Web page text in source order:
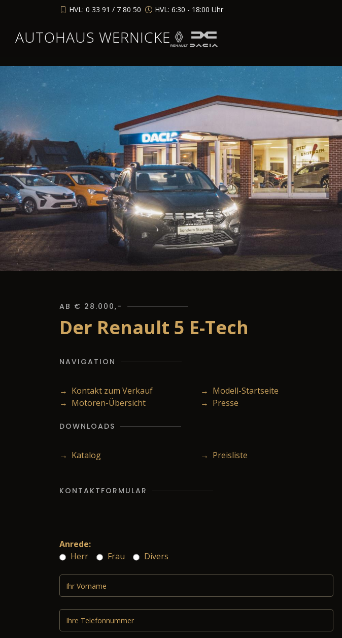
HVL: 0 33 91 / 7 80 50 HVL: 6:30 - 18:00 Uhr
AUTOHAUS WERNICKE
AB € 28.000,-
Der Renault 5 E-Tech
NAVIGATION
→ Kontakt zum Verkauf → Modell-Startseite
→ Motoren-Übersicht
→ Presse
DOWNLOADS
→ Katalog → Preisliste
KONTAKTFORMULAR
Anrede:
Herr
Frau Divers